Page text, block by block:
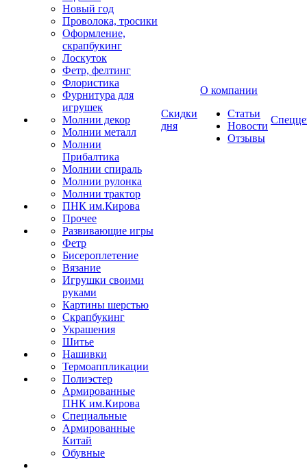
Новый год
Проволока, тросики
Оформление,
скрапбукинг
Лоскуток
Фетр, фелтинг
Флористика
Фурнитура для
игрушек
Молнии декор
Молнии металл
Молнии
Прибалтика
Молнии спираль
Молнии рулонка
Молнии трактор
ПНК им.Кирова
Прочее
Развивающие игры
Фетр
Бисероплетение
Вязание
Игрушки своими
руками
Картины шерстью
Скрапбукинг
Украшения
Шитье
Нашивки
Термоаппликации
Полиэстер
Армированные
ПНК им.Кирова
Специальные
Армированные
Китай
Обувные
Скидки
дня
О компании
Статьи
Новости
Отзывы